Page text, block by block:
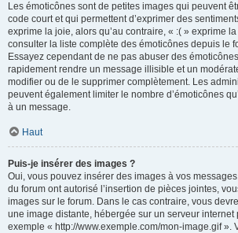
Les émoticônes sont de petites images qui peuvent
code court et qui permettent d’exprimer des
exprime la joie, alors qu’au contraire, « :( » exprime
consulter la liste complète des émoticônes depuis le
Essayez cependant de ne pas abuser des
rapidement rendre un message illisible et un
modifier ou de le supprimer complètement. Les
peuvent également limiter le nombre d’émoticônes
à un message.
Haut
Puis-je insérer des images ?
Oui, vous pouvez insérer des images à vos
du forum ont autorisé l’insertion de pièces jointes,
images sur le forum. Dans le cas contraire, vous
une image distante, hébergée sur un serveur internet
exemple « http://www.exemple.com/mon-image.gif ».